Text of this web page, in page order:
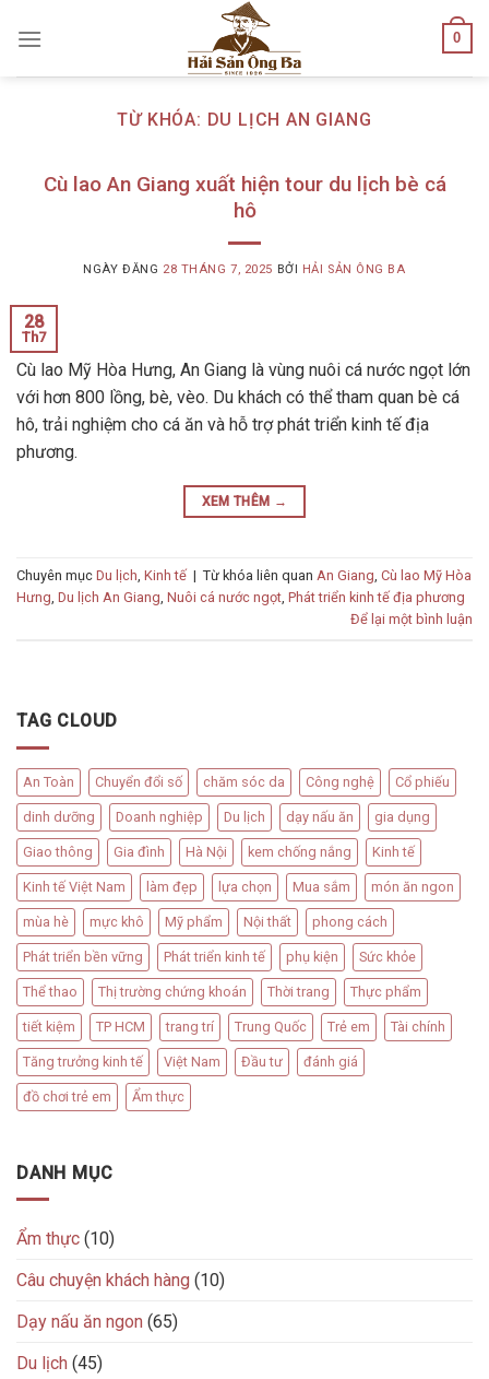
0
TỪ KHÓA: DU LỊCH AN GIANG
Cù lao An Giang xuất hiện tour du lịch bè cá
hô
NGÀY ĐĂNG 28 THÁNG 7, 2025 BỞI HẢI SẢN ÔNG BA
28
Th7
Cù lao Mỹ Hòa Hưng, An Giang là vùng nuôi cá nước ngọt lớn
với hơn 800 lồng, bè, vèo. Du khách có thể tham quan bè cá
hô, trải nghiệm cho cá ăn và hỗ trợ phát triển kinh tế địa
phương.
XEM THÊM →
Chuyên mục Du lịch, Kinh tế | Từ khóa liên quan An Giang, Cù lao Mỹ Hòa
Hưng, Du lịch An Giang, Nuôi cá nước ngọt, Phát triển kinh tế địa phương
Để lại một bình luận
TAG CLOUD
An Toàn Chuyển đổi số chăm sóc da Công nghệ Cổ phiếu
dinh dưỡng Doanh nghiệp Du lịch dạy nấu ăn gia dụng
Giao thông Gia đình Hà Nội kem chống nắng Kinh tế
Kinh tế Việt Nam làm đẹp lựa chọn Mua sắm món ăn ngon
mùa hè mực khô Mỹ phẩm Nội thất phong cách
Phát triển bền vững Phát triển kinh tế phụ kiện Sức khỏe
Thể thao Thị trường chứng khoán Thời trang Thực phẩm
tiết kiệm TP HCM trang trí Trung Quốc Trẻ em Tài chính
Tăng trưởng kinh tế Việt Nam Đầu tư đánh giá
đồ chơi trẻ em Ẩm thực
DANH MỤC
Ẩm thực (10)
Câu chuyện khách hàng (10)
Dạy nấu ăn ngon (65)
Du lịch (45)